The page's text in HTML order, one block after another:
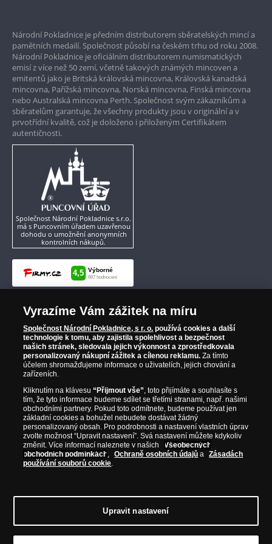
Garance nejvyšší kvality
Pouze originální produkty
Národní Pokladnice je předním distributorem sběratelských mincí a
pamětních medailí. Společnost působí na českém trhu od roku 2008.
Národní Pokladnice je oficiálním distributorem numismatických
emisí z více než 50 zemí, včetně takových známých mincoven a
emitentů jako je Britská královská mincovna, Královská kanadská
mincovna, Pařížská mincovna, Norská mincovna, Finská mincovna
nebo Australská mincovna Perth. Společnost svým zákazníkům a
sběratelům garantuje, že všechny produkty jsou v originální a v
prvotřídní kvalitě, což je doloženo i přiloženým Certifikátem
autentičnosti.
Společnost Národní Pokladnice s.r.o.
má s Puncovním úřadem uzavřenou
dohodu o umožnění anonymních
kontrolních nákupů.
Vyrazíme Vám zážitek na míru
Společnost Národní Pokladnice, s r. o. používá cookies a další
technologie k tomu, aby zajistila spolehlivost a bezpečnost
našich stránek, sledovala jejich výkonnost a zprostředkovala
personalizovaný nákupní zážitek a cílenou reklamu. Za tímto
účelem shromažďujeme informace o uživatelích, jejich chování a
zařízeních.
Kliknutím na klávesu“Přijmout vše”, toto přijímáte a souhlasíte s
tím, že tyto informace budeme sdílet se třetími stranami, např. našimi
obchodními partnery. Pokud toto odmítnete, budeme používat jen
základní cookies a bohužel nebudete dostávat žádný
personalizovaný obsah. Pro podrobnosti a nastavení vlastních úprav
zvolte možnost “Upravit nastavení”. Svá nastavení můžete kdykoliv
změnit. Více informací naleznete v našich
Všeobecných
obchodních podmínkách , Ochraně osobních údajů a
Zásadách
používání souborů cookie.
Upravit nastavení